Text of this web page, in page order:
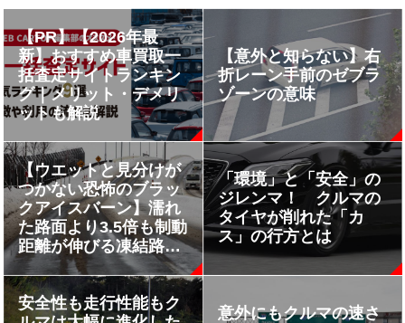
【PR】【2026年最
新】おすすめ車買取一
括査定サイトランキン
グ｜メリット・デメリ
ットも解説
【意外と知らない】右
折レーン手前のゼブラ
ゾーンの意味
【ウエットと見分けが
つかない恐怖のブラッ
クアイスバーン】濡れ
た路面より3.5倍も制動
距離が伸びる凍結路面
を見分ける方法と走り
方とは
「環境」と「安全」の
ジレンマ！ クルマの
タイヤが削れた「カ
ス」の行方とは
安全性も走行性能もク
意外にもクルマの速さ